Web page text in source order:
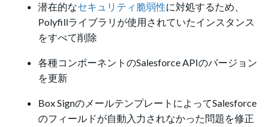
潜在的なセキュリティ脆弱性に対処するため、
Polyfillライブラリが使用されていたインスタンス
をすべて削除
各種コンポーネントのSalesforce APIのバージョン
を更新
Box SignのメールテンプレートによってSalesforce
のフィールドが自動入力されなかった問題を修正